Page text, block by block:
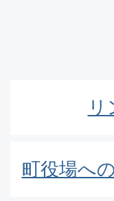
リ
町役場へ